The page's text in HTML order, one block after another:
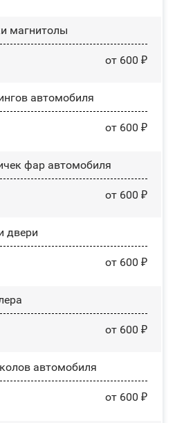
магнитолы
от 600 ₽
автомобиля
от 600 ₽
фар автомобиля
от 600 ₽
двери
от 600 ₽
от 600 ₽
автомобиля
от 600 ₽